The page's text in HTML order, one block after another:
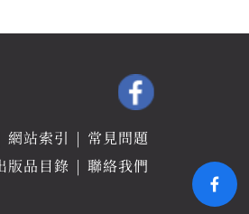
網站索引
常見問題
版品目錄
聯絡我們